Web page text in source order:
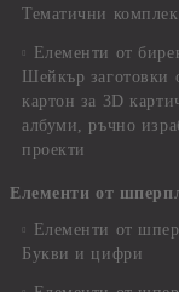
Тематични
Елементи от
Шейкър заготовки
картон за 3D
албуми, ръчно
проекти
Елементи от
Елементи от
Букви и цифри